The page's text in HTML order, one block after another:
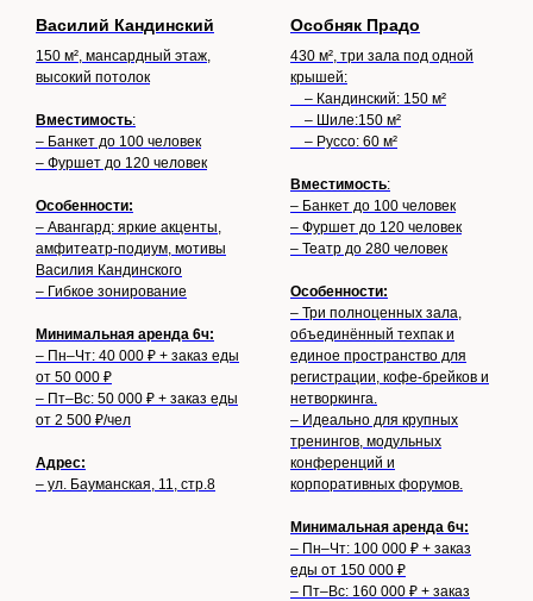
Василий Кандинский
150 м², мансардный этаж,
высокий потолок
Вместимость:
– Банкет до 100 человек
– Фуршет до 120 человек
Особенности:
– Авангард: яркие акценты,
амфитеатр-подиум, мотивы
Василия Кандинского
– Гибкое зонирование
Минимальная аренда 6ч:
– Пн–Чт: 40 000 ₽ + заказ еды
от 50 000 ₽
– Пт–Вс: 50 000 ₽ + заказ еды
от 2 500 ₽/чел
Адрес:
– ул. Бауманская, 11, стр.8
Особняк Прадо
430 м², три зала под одной
крышей:
– Кандинский: 150 м²
– Шиле:150 м²
– Руссо: 60 м²
Вместимость:
– Банкет до 100 человек
– Фуршет до 120 человек
– Театр до 280 человек
Особенности:
– Три полноценных зала,
объединённый техпак и
единое пространство для
регистрации, кофе-брейков и
нетворкинга.
– Идеально для крупных
тренингов, модульных
конференций и
корпоративных форумов.
Минимальная аренда 6ч:
– Пн–Чт: 100 000 ₽ + заказ
еды от 150 000 ₽
– Пт–Вс: 160 000 ₽ + заказ